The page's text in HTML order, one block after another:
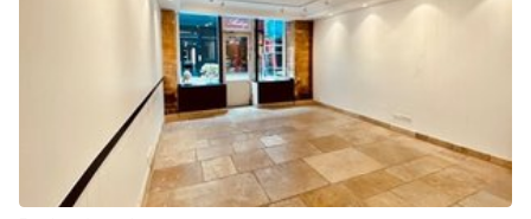
Conferenza Meeting
Tipo di spazio
Acquista Condividi